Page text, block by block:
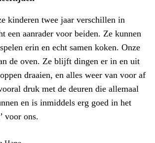
kinderen twee jaar verschillen in
een aanrader voor beiden. Ze kunnen
erin en echt samen koken. Onze
de oven. Ze blijft dingen er in en uit
draaien, en alles weer van voor af
druk met de deuren die allemaal
en is inmiddels erg goed in het
voor ons.